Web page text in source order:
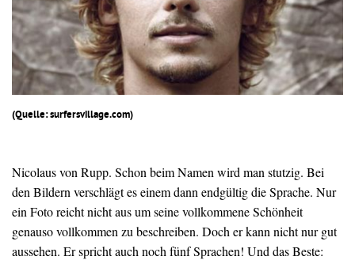
(Quelle: surfersvillage.com)
Nicolaus von Rupp. Schon beim Namen wird man stutzig. Bei
den Bildern verschlägt es einem dann endgültig die Sprache. Nur
ein Foto reicht nicht aus um seine vollkommene Schönheit
genauso vollkommen zu beschreiben. Doch er kann nicht nur gut
aussehen. Er spricht auch noch fünf Sprachen! Und das Beste: